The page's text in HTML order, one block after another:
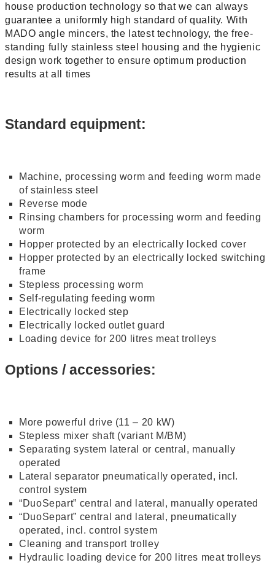
house production technology so that we can always
guarantee a uniformly high standard of quality. With
MADO angle mincers, the latest technology, the free-
standing fully stainless steel housing and the hygienic
design work together to ensure optimum production
results at all times
Standard equipment:
Machine, processing worm and feeding worm made
of stainless steel
Reverse mode
Rinsing chambers for processing worm and feeding
worm
Hopper protected by an electrically locked cover
Hopper protected by an electrically locked switching
frame
Stepless processing worm
Self-regulating feeding worm
Electrically locked step
Electrically locked outlet guard
Loading device for 200 litres meat trolleys
Options / accessories:
More powerful drive (11 – 20 kW)
Stepless mixer shaft (variant M/BM)
Separating system lateral or central, manually
operated
Lateral separator pneumatically operated, incl.
control system
“DuoSepart” central and lateral, manually operated
“DuoSepart” central and lateral, pneumatically
operated, incl. control system
Cleaning and transport trolley
Hydraulic loading device for 200 litres meat trolleys